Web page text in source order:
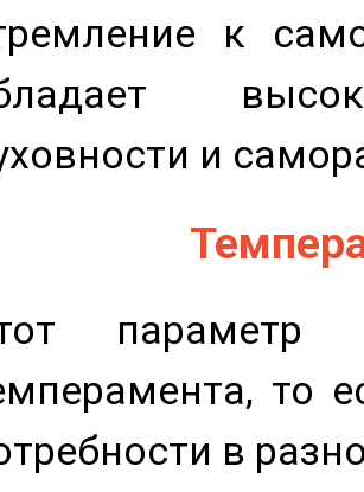
к
и
параметр
то
в